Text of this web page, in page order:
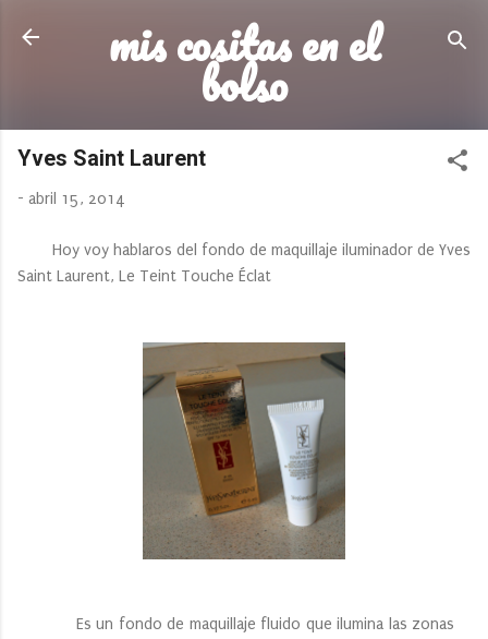
Ir al contenido principal
mis cositas en el
bolso
Yves Saint Laurent
- abril 15, 2014
Hoy voy hablaros del fondo de maquillaje iluminador de Yves
Saint Laurent, Le Teint Touche Éclat
Es un fondo de maquillaje fluido que ilumina las zonas